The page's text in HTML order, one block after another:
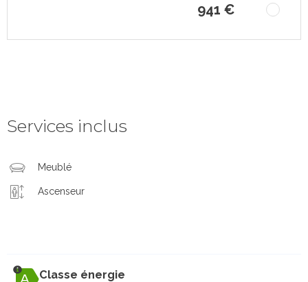
941 €
Services inclus
Meublé
Ascenseur
Classe énergie